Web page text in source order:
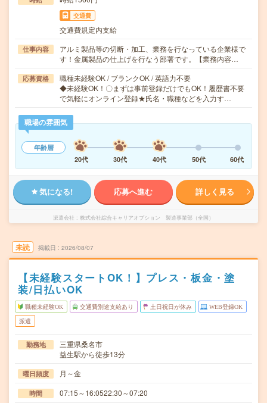
交通費
交通費規定内支給
仕事内容
アルミ製品等の切断・加工、業務を行なっている企業様で
す！金属製品の仕上げを行なう部署です。【業務内容…
応募資格
職種未経験OK / ブランクOK / 英語力不要
◆未経験OK！〇まずは事前登録だけでもOK！履歴書不要
で気軽にオンライン登録★氏名・職種などを入力す…
職場の雰囲気
年齢層
20代
30代 40代 50代 60代
気になる! 応募へ進む 詳しく見る
派遣会社 株式会社綜合キャリアオプション 製造事業部（全国）
未読 掲載日 2026/08/07
【未経験スタートOK！】プレス・板金・塗
装/日払いOK
職種未経験OK 交通費別途支給あり 土日祝日が休み WEB登録OK
派遣
勤務地
三重県桑名市
益生駅から徒歩13分
曜日頻度 月～金
時間 07:15～16:0522:30～07:20